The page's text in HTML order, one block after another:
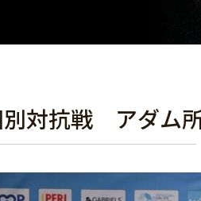
対抗戦 アダム